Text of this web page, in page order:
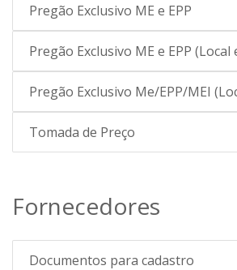
Pregão Exclusivo ME e EPP
Pregão Exclusivo ME e EPP (Local
Pregão Exclusivo Me/EPP/MEI
Tomada de Preço
Fornecedores
Documentos para cadastro